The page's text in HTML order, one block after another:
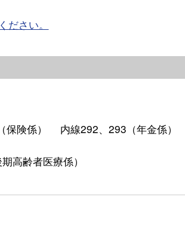
さい。
保険係） 内線292、293（年金係
高齢者医療係）